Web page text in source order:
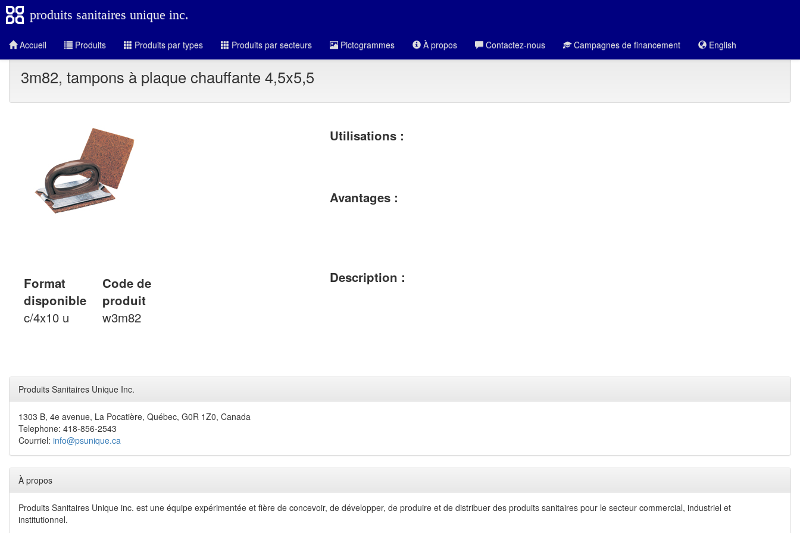
produits sanitaires unique inc.
Accueil Produits Produits par types Produits par secteurs Pictogrammes À propos Contactez-nous Campagnes de financement English
3m82, tampons à plaque chauffante 4,5x5,5
Format
disponible
Code de
produit
c/4x10 u w3m82
Utilisations :
Avantages :
Description :
Produits Sanitaires Unique Inc.
1303 B, 4e avenue, La Pocatière, Québec, G0R 1Z0, Canada
Telephone: 418-856-2543
Courriel: info@psunique.ca
À propos
Produits Sanitaires Unique inc. est une équipe expérimentée et fière de concevoir, de développer, de produire et de distribuer des produits sanitaires pour le secteur commercial, industriel et
institutionnel.